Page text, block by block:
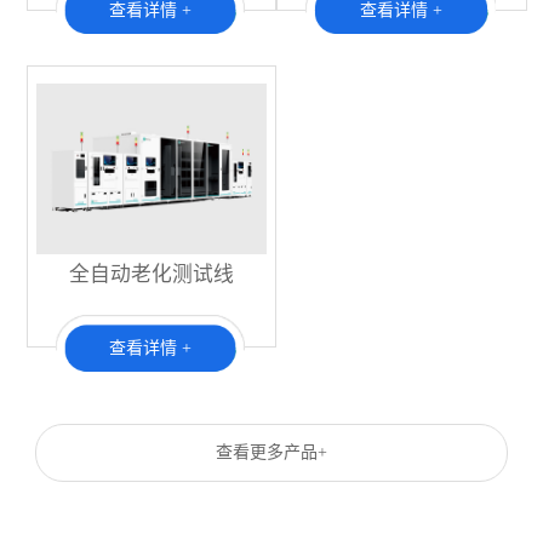
查看详情 + 查看详情 +
全自动老化测试线
查看详情 +
查看更多产品+